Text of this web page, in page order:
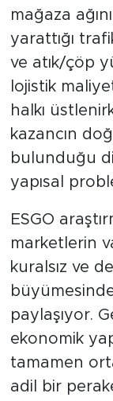
mağaza
yarattığı
ve atık/çöp
lojistik
halkı
kazancın
bulunduğu
yapısal
ESGO
marketlerin
kuralsız ve
paylaşıyor.
ekonomik
tamamen
adil bir